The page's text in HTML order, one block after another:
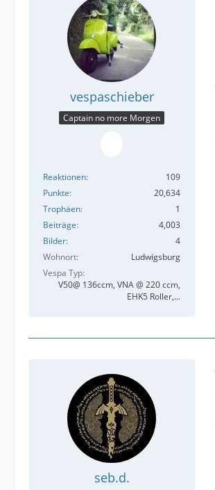
vespaschieber
Captain no more Morgen
Reaktionen
109
Punkte
20,634
Trophäen
1
Beiträge
4,003
Bilder
4
Wohnort
Ludwigsburg
Vespa Typ
V50@ 136ccm, VNA @ 220 ccm,
EHK5 Roller,...
seb.d.